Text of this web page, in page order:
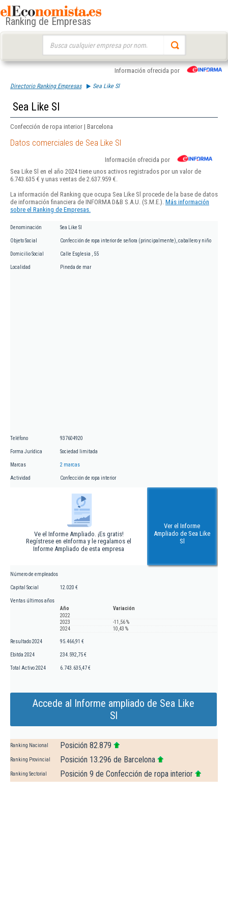
Ranking de Empresas
Información ofrecida por
Directorio Ranking Empresas Sea Like Sl
Sea Like Sl
Confección de ropa interior | Barcelona
Datos comerciales de Sea Like Sl
Información ofrecida por
Sea Like Sl en el año 2024 tiene unos activos registrados por un valor de
6.743.635 € y unas ventas de 2.637.959 €.
La información del Ranking que ocupa Sea Like Sl procede de la base de datos
de información financiera de INFORMA D&B S.A.U. (S.M.E.). Más información
sobre el Ranking de Empresas.
Denominación Sea Like Sl
Objeto Social Confección de ropa interior de señora (principalmente), caballero y niño
Domicilio Social Calle Esglesia , 55
Localidad Pineda de mar
Teléfono 937604920
Forma Jurídica Sociedad limitada
Marcas 2 marcas
Actividad Confección de ropa interior
Ve el Informe Ampliado. ¡Es gratis!
Regístrese en eInforma y le regalamos el
Informe Ampliado de esta empresa
Ver el Informe
Ampliado de Sea Like
Sl
Número de empleados
Capital Social 12.020 €
Ventas últimos años
Año
Variación
2022
2023
-11,56 %
2024
10,43 %
Resultado 2024 95.466,91 €
Ebitda 2024 234.592,75 €
Total Activo 2024 6.743.635,47 €
Accede al Informe ampliado de Sea Like
Sl
Ranking Nacional Posición 82.879
Ranking Provincial Posición 13.296 de Barcelona
Ranking Sectorial Posición 9 de Confección de ropa interior